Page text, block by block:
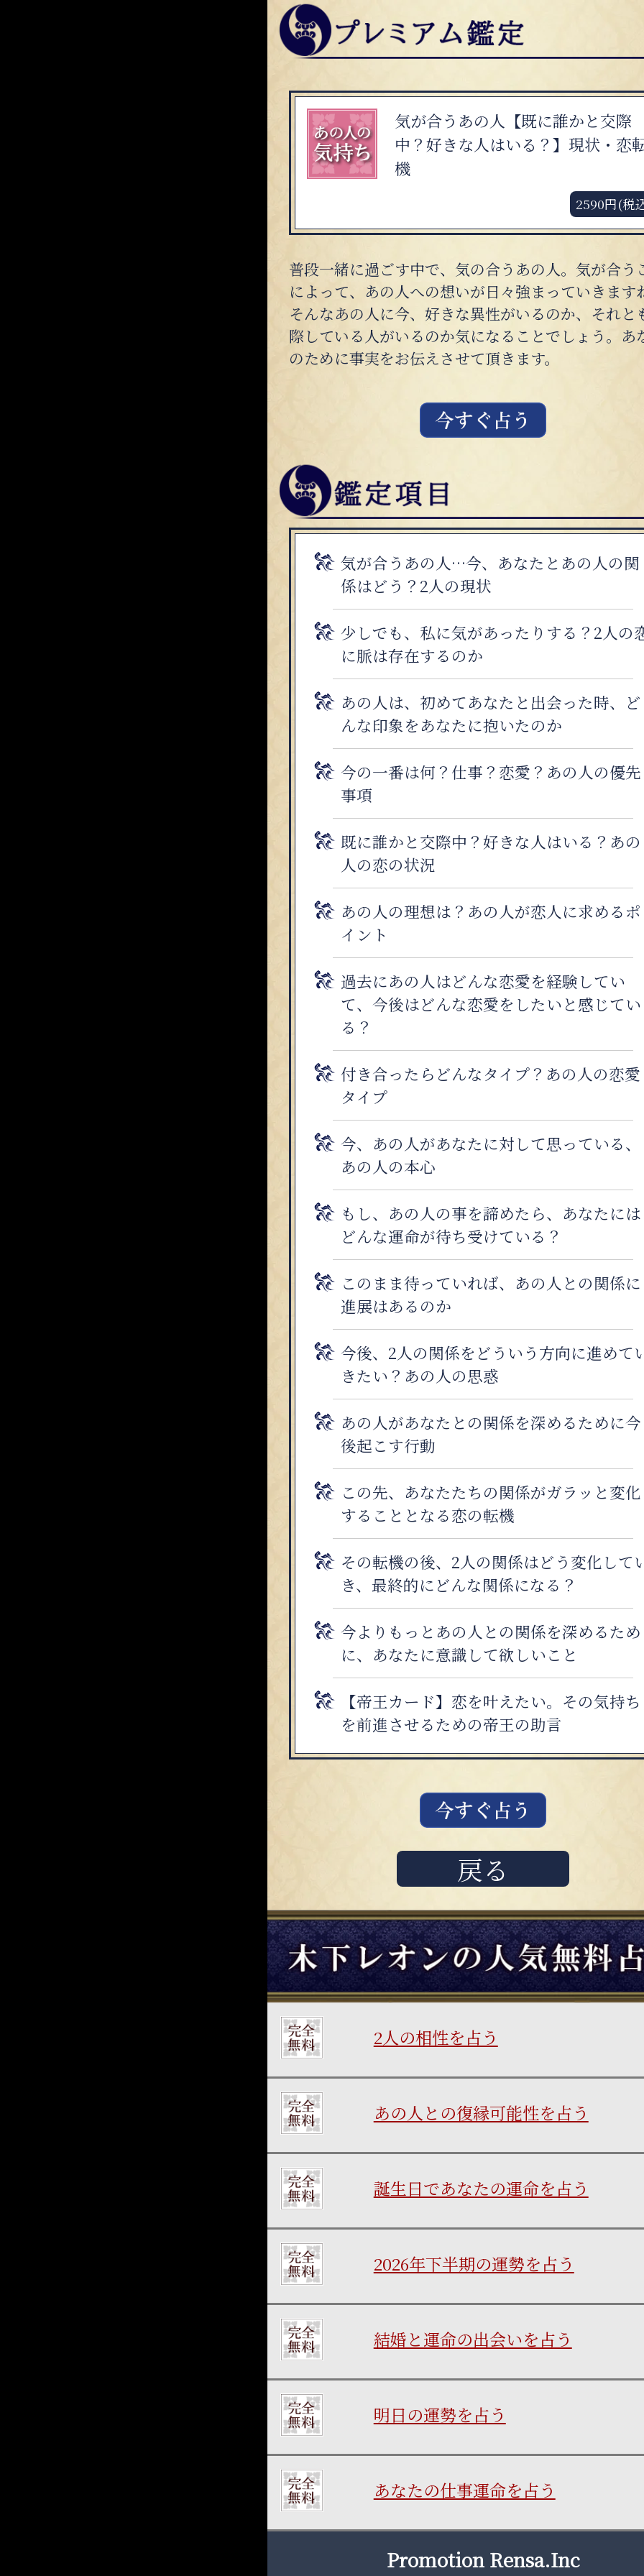
気が合うあの人【既に誰かと交際
中？好きな人はいる？】現状・恋
機
2590円(税
普段一緒に過ごす中で、気の合うあの人。気が合う
によって、あの人への想いが日々強まっていきます
そんなあの人に今、好きな異性がいるのか、それと
際している人がいるのか気になることでしょう。あ
のために事実をお伝えさせて頂きます。
気が合うあの人…今、あなたとあの人の関
係はどう？2人の現状
少しでも、私に気があったりする？2人の
に脈は存在するのか
あの人は、初めてあなたと出会った時、ど
んな印象をあなたに抱いたのか
今の一番は何？仕事？恋愛？あの人の優先
事項
既に誰かと交際中？好きな人はいる？あの
人の恋の状況
あの人の理想は？あの人が恋人に求めるポ
イント
過去にあの人はどんな恋愛を経験してい
て、今後はどんな恋愛をしたいと感じてい
る？
付き合ったらどんなタイプ？あの人の恋愛
タイプ
今、あの人があなたに対して思っている、
あの人の本心
もし、あの人の事を諦めたら、あなたには
どんな運命が待ち受けている？
このまま待っていれば、あの人との関係に
進展はあるのか
今後、2人の関係をどういう方向に進めて
きたい？あの人の思惑
あの人があなたとの関係を深めるために今
後起こす行動
この先、あなたたちの関係がガラッと変化
することとなる恋の転機
その転機の後、2人の関係はどう変化して
き、最終的にどんな関係になる？
今よりもっとあの人との関係を深めるため
に、あなたに意識して欲しいこと
【帝王カード】恋を叶えたい。その気持ち
を前進させるための帝王の助言
戻る
2人の相性を占う
あの人との復縁可能性を占う
誕生日であなたの運命を占う
2026年下半期の運勢を占う
結婚と運命の出会いを占う
明日の運勢を占う
あなたの仕事運命を占う
Promotion Rensa.Inc